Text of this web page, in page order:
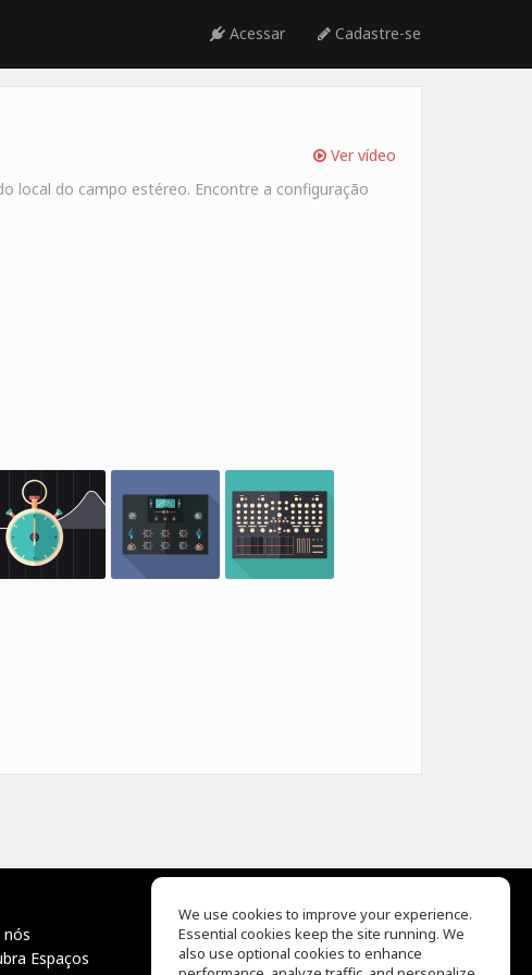
Acessar Cadastre-se
Ver vídeo
local do campo estéreo. Encontre a configuração
nós
Espaços
EQ Ear Training
Drum Machine
We use cookies to improve your experience.
Essential cookies keep the site running. We
also use optional cookies to enhance